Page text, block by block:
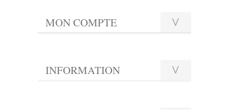
MON COMPTE
INFORMATION